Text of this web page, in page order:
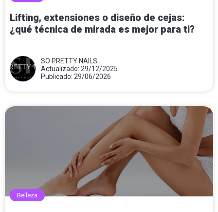
Lifting, extensiones o diseño de cejas:
¿qué técnica de mirada es mejor para ti?
SO PRETTY NAILS
Actualizado: 29/12/2025
Publicado: 29/06/2026
Belleza